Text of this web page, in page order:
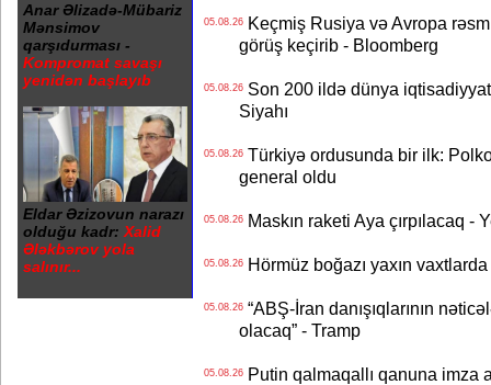
Anar Əlizadə-Mübariz
Mənsimov
qarşıdurması -
Kompromat savaşı
yenidən başlayıb
Eldar Əzizovun narazı
olduğu kadr: Xalid
Ələkbərov yola
salınır...
05.08.26Keçmiş Rusiya və Avropa
görüş keçirib - Bloomberg
05.08.26Son 200 ildə dünya
Siyahı
05.08.26Türkiyə ordusunda bir ilk:
general oldu
05.08.26Maskın raketi Aya çırpılacaq -
05.08.26Hörmüz boğazı yaxın
05.08.26“ABŞ-İran danışıqlarının
olacaq” - Tramp
05.08.26Putin qalmaqallı qanuna imza